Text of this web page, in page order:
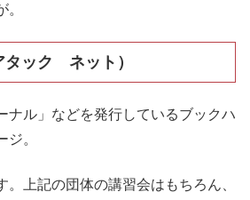
タック ネット）
ナル」などを発行しているブックハ
ジ。
。上記の団体の講習会はもちろん、